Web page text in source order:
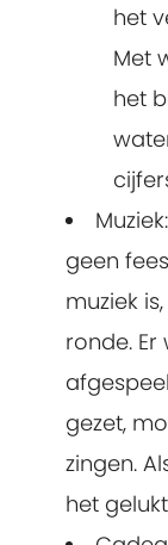
het
Met
het
geen
muziek
ronde.
gezet,
zingen.
het